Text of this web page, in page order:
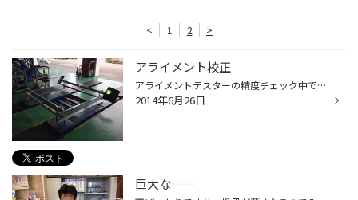
< 1 2 >
アライメント校正
アライメントテスターの精度チェック中でございます 定期的な点検が最高の精度を実現するのです(・Д・)ノ
2014年6月26日
巨大な……